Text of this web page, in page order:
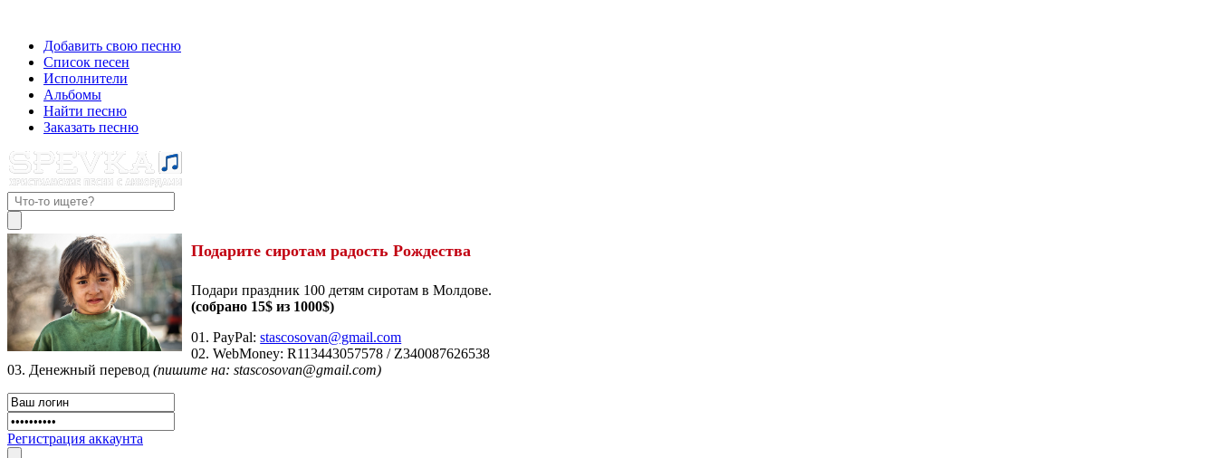
Добавить свою песню
Список песен
Исполнители
Альбомы
Найти песню
Заказать песню
Подарите сиротам радость Рождества
Подари праздник 100 детям сиротам в Молдове.
(собрано 15$ из 1000$)
01. PayPal:stascosovan@gmail.com
02. WebMoney:R113443057578 / Z340087626538
03. Денежный перевод (пишите на: stascosovan@gmail.com)
Регистрация аккаунта